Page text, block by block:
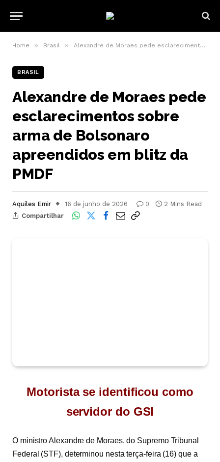
Home » Brasil » Alexandre de Moraes pede esclarecimentos sobre arma de Bolsonaro apreendidos em blitz da PMDF
BRASIL
Alexandre de Moraes pede
esclarecimentos sobre
arma de Bolsonaro
apreendidos em blitz da
PMDF
Aquiles Emir 16 de junho de 2026 0
2 Mins Read
Compartilhar
Motorista se identificou como
servidor do GSI
O ministro Alexandre de Moraes, do Supremo Tribunal
Federal (STF), determinou nesta terça-feira (16) que a